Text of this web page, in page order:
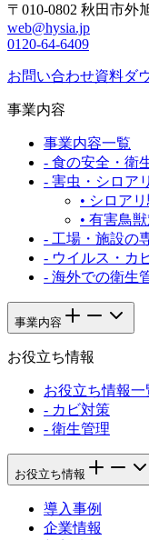
〒010-0802 秋田市外
web@hysia.jp
0120-64-6409
お問い合わせ資料ダ
事業内容
事業内容一覧
- 食の安全・衛
- 害虫・シロア
• シロア
• 有害鳥
- 工場・施設の
- ウイルス・カ
- 海外での衛生
事業内容
お役立ち情報
お役立ち情報一
- カビ対策
- 衛生管理
お役立ち情報
導入事例
企業情報